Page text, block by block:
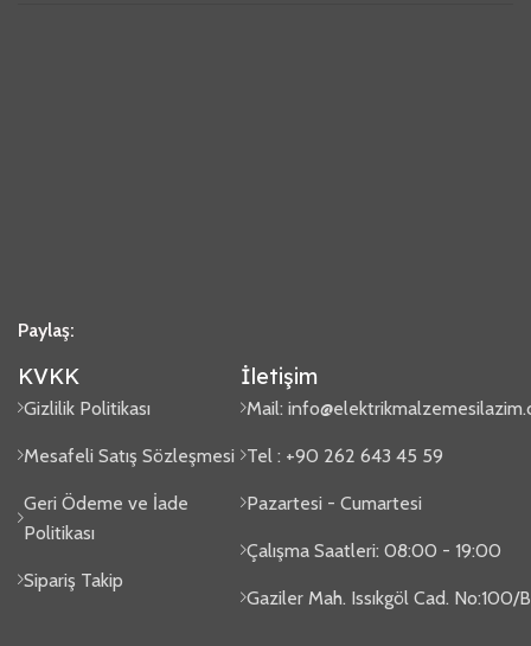
Paylaş:
KVKK
Gizlilik Politikası
Mesafeli Satış Sözleşmesi
Geri Ödeme ve İade
Politikası
Sipariş Takip
İletişim
Mail:
Tel : +90 262 643 45 59
Pazartesi - Cumartesi
Çalışma Saatleri: 08:00 - 19:00
Gaziler Mah. Issıkgöl Cad. No:100/